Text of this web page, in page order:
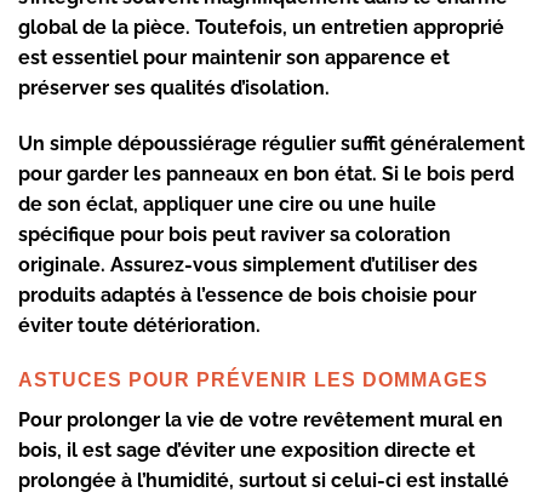
global de la pièce. Toutefois, un entretien approprié
est essentiel pour maintenir son apparence et
préserver ses qualités d’isolation.
Un simple dépoussiérage régulier suffit généralement
pour garder les panneaux en bon état. Si le bois perd
de son éclat, appliquer une cire ou une huile
spécifique pour bois peut raviver sa coloration
originale. Assurez-vous simplement d’utiliser des
produits adaptés à l’essence de bois choisie pour
éviter toute détérioration.
ASTUCES POUR PRÉVENIR LES DOMMAGES
Pour prolonger la vie de votre revêtement mural en
bois, il est sage d’éviter une exposition directe et
prolongée à l’humidité, surtout si celui-ci est installé